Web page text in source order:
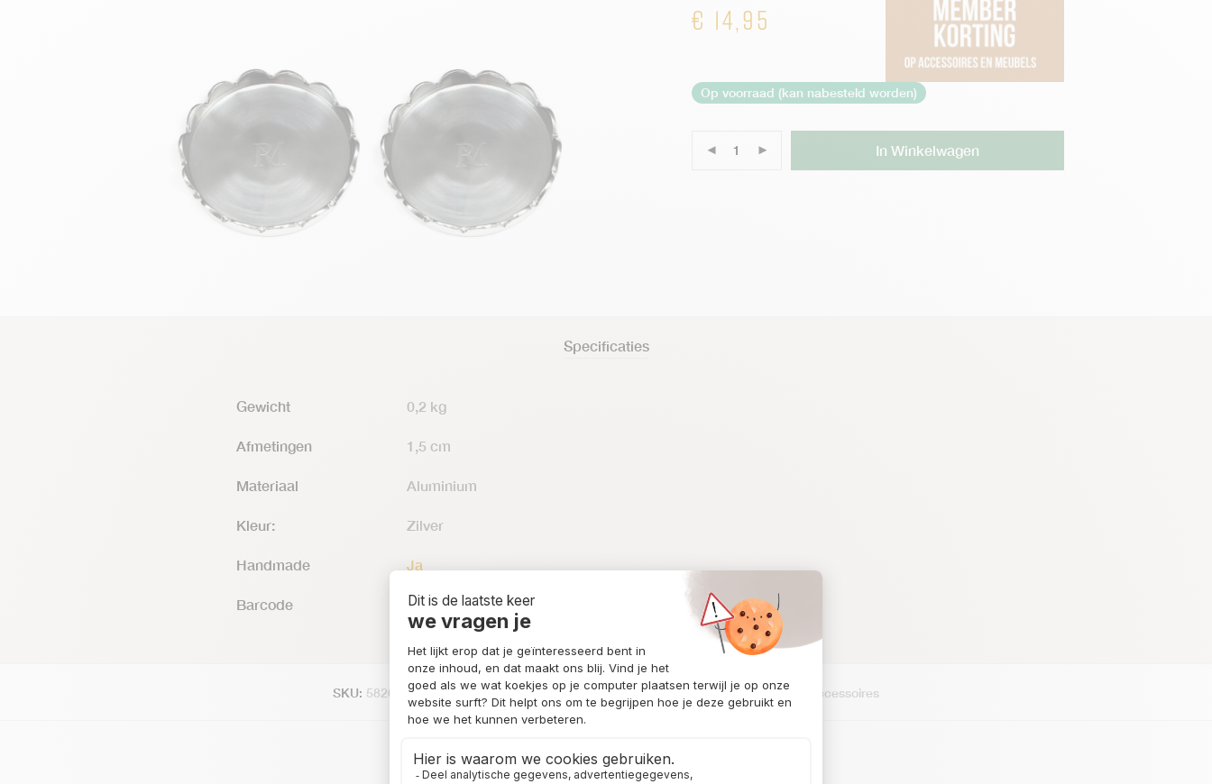
€ 14,95
Op voorraad (kan nabesteld worden)
In Winkelwagen
Specificaties
Gewicht 0,2 kg
Afmetingen 1,5 cm
Materiaal Aluminium
Kleur: Zilver
Handmade Ja
Barcode 8721148333479
SKU: 582680 Categorieën: Keuken ,New Arrivals, Onderzetters,Rivièra Maison Accessoires